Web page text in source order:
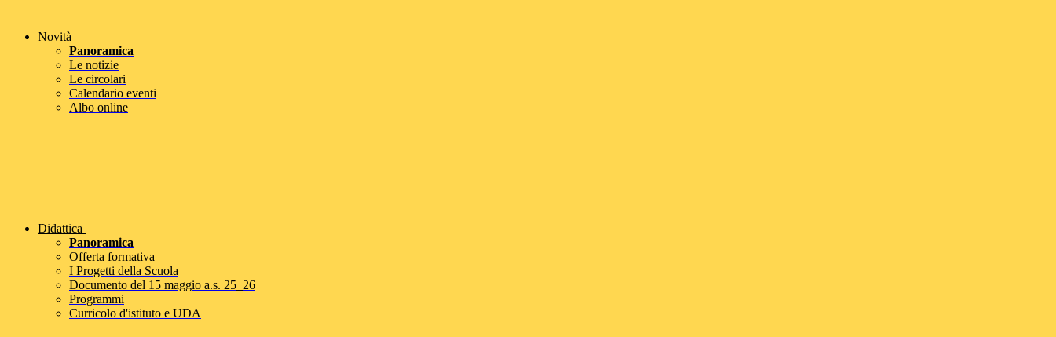
Novità
Panoramica
Le notizie
Le circolari
Calendario eventi
Albo online
Didattica
Panoramica
Offerta formativa
I Progetti della Scuola
Documento del 15 maggio a.s. 25_26
Programmi
Curricolo d'istituto e UDA